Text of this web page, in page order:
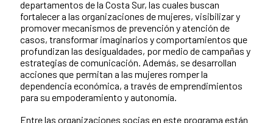
departamentos de la Costa Sur, las cuales buscan
fortalecer a las organizaciones de mujeres, visibilizar y
promover mecanismos de prevención y atención de
casos, transformar imaginarios y comportamientos que
profundizan las desigualdades, por medio de campañas y
estrategias de comunicación. Además, se desarrollan
acciones que permitan a las mujeres romper la
dependencia económica, a través de emprendimientos
para su empoderamiento y autonomía.
Entre las organizaciones socias en este programa están